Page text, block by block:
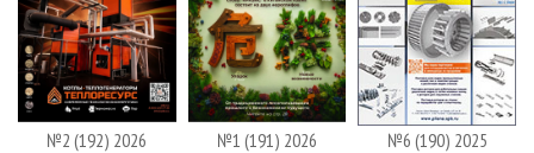
№2 (192) 2026 №1 (191) 2026 №6 (190) 2025